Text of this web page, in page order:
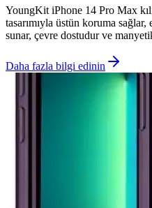
YoungKit iPhone 14 Pro Max
tasarımıyla üstün koruma
sunar, çevre dostudur ve
Daha fazla bilgi edinin